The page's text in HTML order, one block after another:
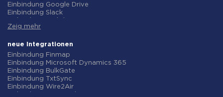
Einbindung Google Drive
Einbindung Slack
Einbindung Gmail
Einbindung ClickUp
Einbindung Airtable
Einbindung Google Contacts
Einbindung OpenAI (ChatGPT)
Einbindung Instagram
Einbindung ActiveCampaign
Einbindung Typeform
Zeig mehr
neue Integrationen
Einbindung Finmap
Einbindung Microsoft Dynamics 365
Einbindung BulkGate
Einbindung TxtSync
Einbindung Wire2Air